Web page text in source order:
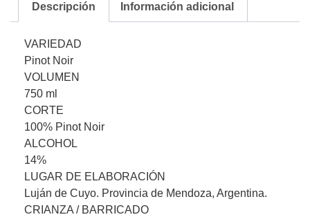
Descripción Información adicional
VARIEDAD
Pinot Noir
VOLUMEN
750 ml
CORTE
100% Pinot Noir
ALCOHOL
14%
LUGAR DE ELABORACIÓN
Luján de Cuyo. Provincia de Mendoza, Argentina.
CRIANZA / BARRICADO